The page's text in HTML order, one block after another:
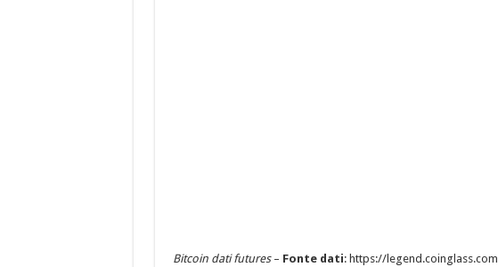
Bitcoin dati futures– Fonte dati: https://legend.coinglass.com